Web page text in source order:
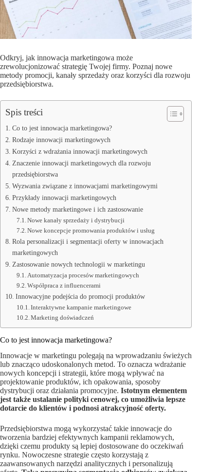
Odkryj, jak innowacja marketingowa może
zrewolucjonizować strategię Twojej firmy. Poznaj nowe
metody promocji, kanały sprzedaży oraz korzyści dla rozwoju
przedsiębiorstwa.
Spis treści
Co to jest innowacja marketingowa?
Rodzaje innowacji marketingowych
Korzyści z wdrażania innowacji marketingowych
Znaczenie innowacji marketingowych dla rozwoju
przedsiębiorstwa
Wyzwania związane z innowacjami marketingowymi
Przykłady innowacji marketingowych
Nowe metody marketingowe i ich zastosowanie
Nowe kanały sprzedaży i dystrybucji
Nowe koncepcje promowania produktów i usług
Rola personalizacji i segmentacji oferty w innowacjach
marketingowych
Zastosowanie nowych technologii w marketingu
Automatyzacja procesów marketingowych
Współpraca z influencerami
Innowacyjne podejścia do promocji produktów
Interaktywne kampanie marketingowe
Marketing doświadczeń
Co to jest innowacja marketingowa?
Innowacje w marketingu polegają na wprowadzaniu świeżych
lub znacząco udoskonalonych metod. To oznacza wdrażanie
nowych koncepcji i strategii, które mogą wpływać na
projektowanie produktów, ich opakowania, sposoby
dystrybucji oraz działania promocyjne. Istotnym elementem
jest także ustalanie polityki cenowej, co umożliwia lepsze
dotarcie do klientów i podnosi atrakcyjność oferty.
Przedsiębiorstwa mogą wykorzystać takie innowacje do
tworzenia bardziej efektywnych kampanii reklamowych,
dzięki czemu produkty są lepiej dostosowane do oczekiwań
rynku. Nowoczesne strategie często korzystają z
zaawansowanych narzędzi analitycznych i personalizują